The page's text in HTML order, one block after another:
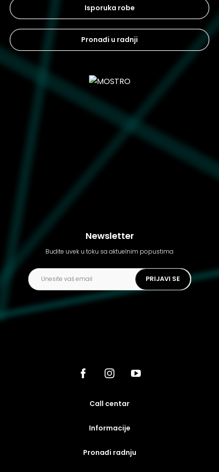
Isporuka robe
Pronađi u radnji
Newsletter
Budite uvek u toku sa aktuelnim popustima
PRIJAVI SE
call centar
Informacije
Pronađi radnju